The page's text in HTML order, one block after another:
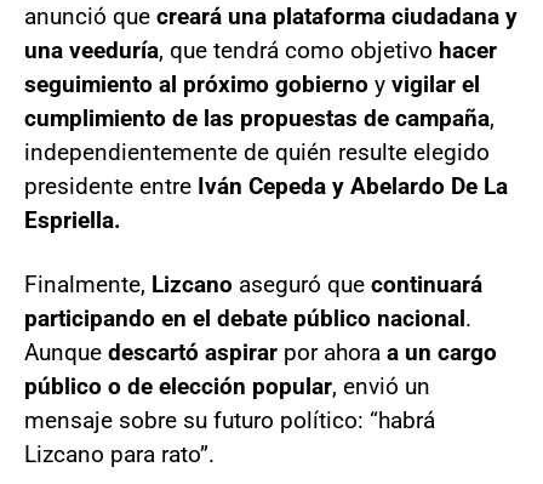
anunció que creará una plataforma ciudadana y
una veeduría, que tendrá como objetivo hacer
seguimiento al próximo gobierno y vigilar el
cumplimiento de las propuestas de campaña,
independientemente de quién resulte elegido
presidente entre Iván Cepeda y Abelardo De La
Espriella.
Finalmente, Lizcano aseguró que continuará
participando en el debate público nacional.
Aunque descartó aspirar por ahora a un cargo
público o de elección popular, envió un
mensaje sobre su futuro político: “habrá
Lizcano para rato”.